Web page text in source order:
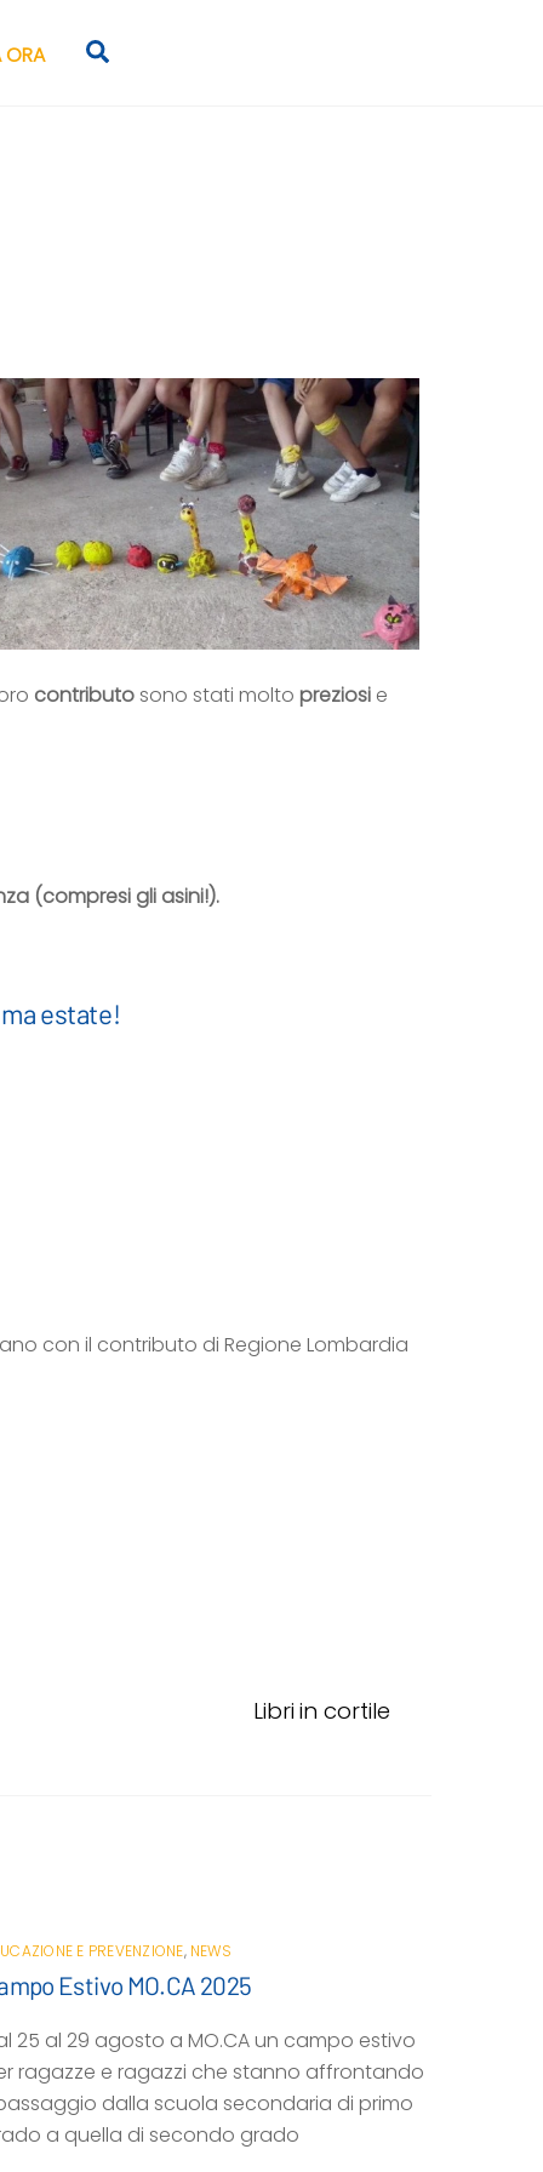
Search
contributosono stati molto preziosi e
(compresi gli asini!).
estate!
con il contributo di Regione Lombardia
Libri in cortile
E PREVENZIONE, NEWS
Estivo MO.CA 2025
25 al 29 agosto a MO.CA un campo estivo
ragazze e ragazzi che stanno affrontando
dalla scuola secondaria di primo
a quella di secondo grado